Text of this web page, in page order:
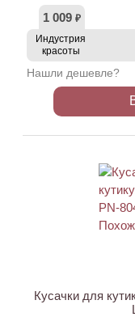
1 009 ₽
Индустрия
красоты
Нашли дешевле?
Кусачки для